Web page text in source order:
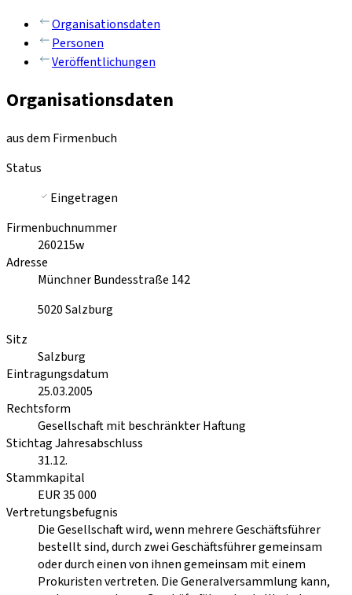
Organisationsdaten
Personen
Veröffentlichungen
Organisationsdaten
aus dem Firmenbuch
Status
Eingetragen
Firmenbuchnummer
260215w
Adresse
Münchner Bundesstraße 142
5020Salzburg
Sitz
Salzburg
Eintragungsdatum
25.03.2005
Rechtsform
Gesellschaft mit beschränkter Haftung
Stichtag Jahresabschluss
31.12.
Stammkapital
EUR 35 000
Vertretungsbefugnis
Die Gesellschaft wird, wenn mehrere Geschäftsführer
bestellt sind, durch zwei Geschäftsführer gemeinsam
oder durch einen von ihnen gemeinsam mit einem
Prokuristen vertreten. Die Generalversammlung kann,